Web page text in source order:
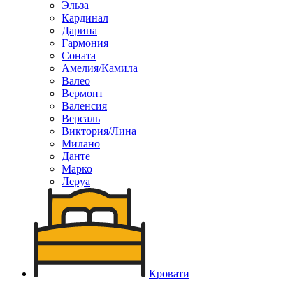
Эльза
Кардинал
Дарина
Гармония
Соната
Амелия/Камила
Валео
Вермонт
Валенсия
Версаль
Виктория/Лина
Милано
Данте
Марко
Леруа
Кровати